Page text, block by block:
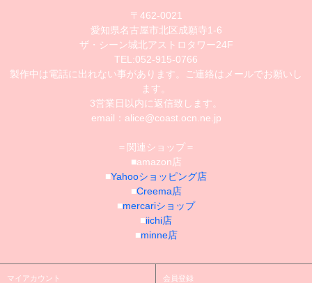
〒462-0021
愛知県名古屋市北区成願寺1-6
ザ・シーン城北アストロタワー24F
TEL:052-915-0766
製作中は電話に出れない事があります。ご連絡はメールでお願いし
ます。
3営業日以内に返信致します。
email：alice@coast.ocn.ne.jp
＝関連ショップ＝
■amazon店
■Yahooショッピング店
■Creema店
■mercariショップ
■iichi店
■minne店
マイアカウント 会員登録